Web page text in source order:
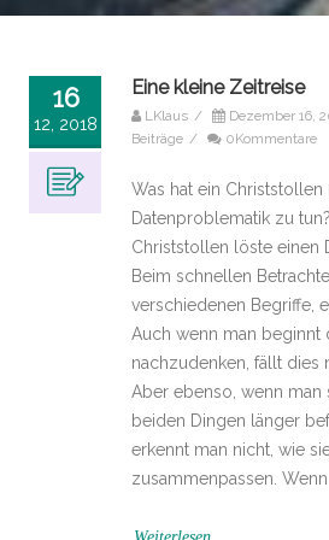
16
12, 2018
Eine kleine Zeitreise
LKlaus / Dezember 16,
Beiträge / 0Kommentare
Was hat ein
Datenproblematik zu
Christstollen löste einen
Beim schnellen
verschiedenen Begriffe,
Auch wenn man beginnt
nachzudenken, fällt dies
Aber ebenso, wenn man
beiden Dingen länger
erkennt man nicht, wie
zusammenpassen. Wenn
Weiterlesen